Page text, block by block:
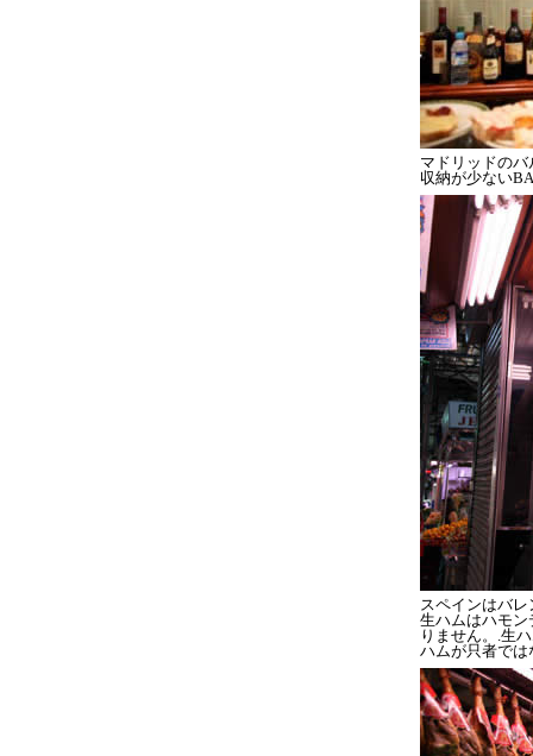
マドリッドの
収納が少ない
スペインはバ
生ハムはハモ
りません。.生
ハムが只者で